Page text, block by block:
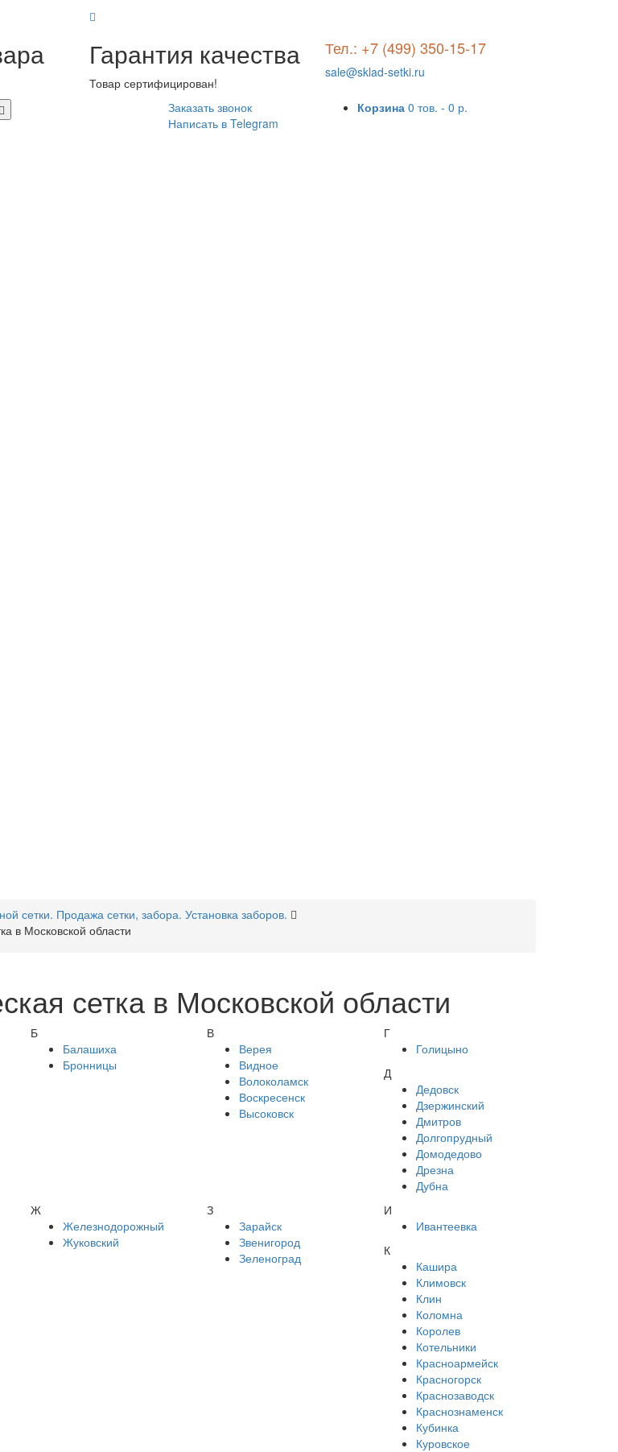
Гарантия качества
Товар сертифицирован!
Тел.: +7 (499) 350-15-17
sale@sklad-setki.ru
Заказать звонок
Написать в Telegram
Корзина 0 тов. - 0 р.
сетки. Продажа сетки, забора. Установка заборов.
в Московской области
сетка в Московской области
Б
Балашиха
Бронницы
В
Верея
Видное
Волоколамск
Воскресенск
Высоковск
Г
Голицыно
Д
Дедовск
Дзержинский
Дмитров
Долгопрудный
Домодедово
Дрезна
Дубна
Ж
Железнодорожный
Жуковский
З
Зарайск
Звенигород
Зеленоград
И
Ивантеевка
К
Кашира
Климовск
Клин
Коломна
Королев
Котельники
Красноармейск
Красногорск
Краснозаводск
Краснознаменск
Кубинка
Куровское